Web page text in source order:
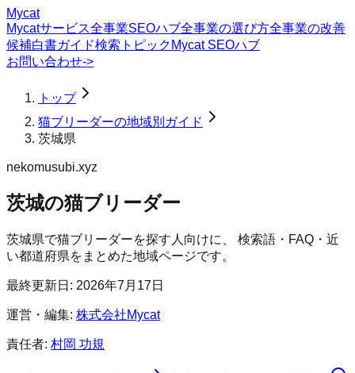
Mycat
Mycatサービス全事業SEOハブ全事業の選び方全事業の改善
候補白書ガイド検索トピック Mycat SEOハブ
お問い合わせ->
トップ
猫ブリーダーの地域別ガイド
茨城県
nekomusubi.xyz
茨城の猫ブリーダー
茨城県で猫ブリーダーを探す人向けに、 検索語・FAQ・近
い都道府県をまとめた地域ページです。
最終更新日: 2026年7月17日
運営・編集: 株式会社Mycat
責任者: 村岡 功規